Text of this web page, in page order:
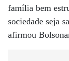
família bem
sociedade seja
afirmou